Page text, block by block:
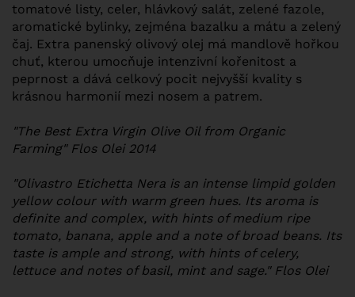
tomatové listy, celer, hlávkový salát, zelené fazole,
aromatické bylinky, zejména bazalku a mátu a zelený
čaj. Extra panenský olivový olej má mandlově hořkou
chuť, kterou umocňuje intenzivní kořenitost a
peprnost a dává celkový pocit nejvyšší kvality s
krásnou harmonií mezi nosem a patrem.
"The Best Extra Virgin Olive Oil from Organic
Farming" Flos Olei 2014
"Olivastro Etichetta Nera is an intense limpid golden
yellow colour with warm green hues. Its aroma is
definite and complex, with hints of medium ripe
tomato, banana, apple and a note of broad beans. Its
taste is ample and strong, with hints of celery,
lettuce and notes of basil, mint and sage." Flos Olei